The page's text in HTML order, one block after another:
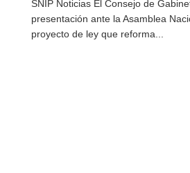
SNIP Noticias El Consejo de
presentación ante la Asamblea
proyecto de ley que reforma...